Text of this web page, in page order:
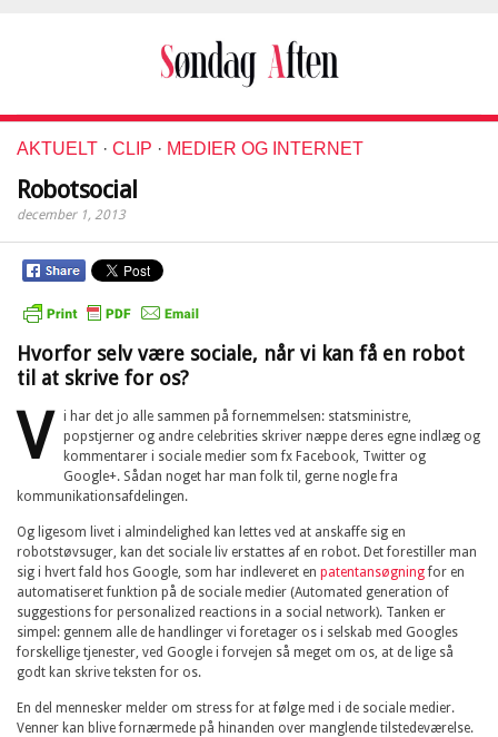
AKTUELT · CLIP · MEDIER OG INTERNET
Robotsocial
december 1, 2013
Hvorfor selv være sociale, når vi kan få en robot
til at skrive for os?
V
i har det jo alle sammen på fornemmelsen: statsministre,
popstjerner og andre celebrities skriver næppe deres egne indlæg og
kommentarer i sociale medier som fx Facebook, Twitter og
Google+. Sådan noget har man folk til, gerne nogle fra
kommunikationsafdelingen.
Og ligesom livet i almindelighed kan lettes ved at anskaffe sig en
robotstøvsuger, kan det sociale liv erstattes af en robot. Det forestiller man
sig i hvert fald hos Google, som har indleveret en patentansøgningfor en
automatiseret funktion på de sociale medier (Automated generation of
suggestions for personalized reactions in a social network). Tanken er
simpel: gennem alle de handlinger vi foretager os i selskab med Googles
forskellige tjenester, ved Google i forvejen så meget om os, at de lige så
godt kan skrive teksten for os.
En del mennesker melder om stress for at følge med i de sociale medier.
Venner kan blive fornærmede på hinanden over manglende tilstedeværelse.